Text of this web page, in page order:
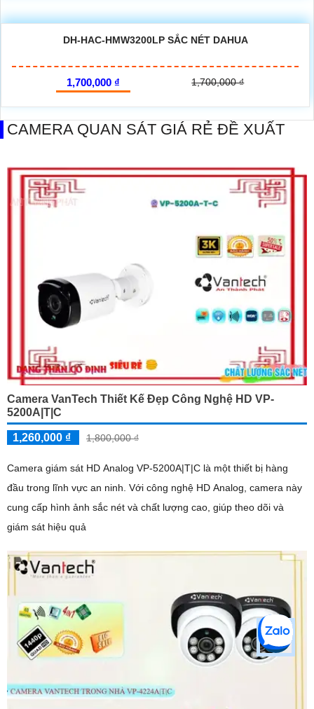
DH-HAC-HMW3200LP SẮC NÉT DAHUA
1,700,000 ₫ 1,700,000 ₫
CAMERA QUAN SÁT GIÁ RẺ ĐỀ XUẤT
Camera VanTech Thiết Kế Đẹp Công Nghệ HD VP-
5200A|T|C
1,260,000 ₫ 1,800,000 ₫
Camera giám sát HD Analog VP-5200A|T|C là một thiết bị hàng
đầu trong lĩnh vực an ninh. Với công nghệ HD Analog, camera này
cung cấp hình ảnh sắc nét và chất lượng cao, giúp theo dõi và
giám sát hiệu quả